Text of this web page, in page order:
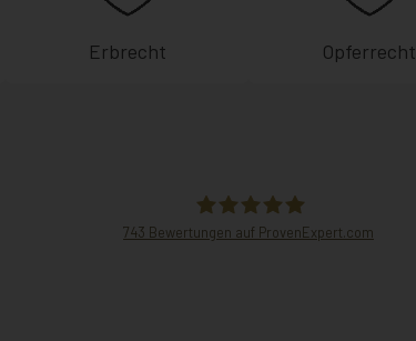
Erbrecht Opferrecht
743 Bewertungen auf ProvenExpert.com